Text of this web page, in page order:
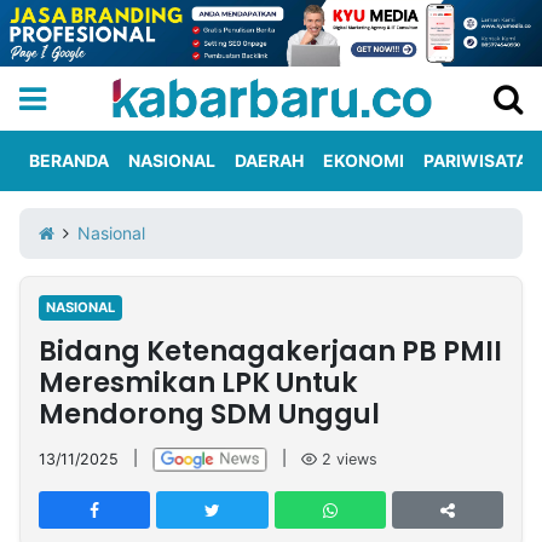
Iklan
Berita
Kami
Nasional
International
Olahraga
Entertainment
Daerah
Pariwisata
Kuliner
Kolom
Network
PT
TREETAN
BERANDA NASIONAL DAERAH EKONOMI PARIWISATA
Nasional
NASIONAL
Bidang Ketenagakerjaan PB PMII
Meresmikan LPK Untuk
Mendorong SDM Unggul
13/11/2025 2 views